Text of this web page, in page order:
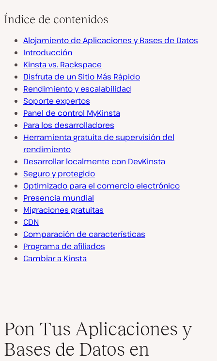
Índice de contenidos
Alojamiento de Aplicaciones y Bases de Datos
Introducción
Kinsta vs. Rackspace
Disfruta de un Sitio Más Rápido
Rendimiento y escalabilidad
Soporte expertos
Panel de control MyKinsta
Para los desarrolladores
Herramienta gratuita de supervisión del
rendimiento
Desarrollar localmente con DevKinsta
Seguro y protegido
Optimizado para el comercio electrónico
Presencia mundial
Migraciones gratuitas
CDN
Comparación de características
Programa de afiliados
Cambiar a Kinsta
Pon Tus Aplicaciones y
Bases de Datos en